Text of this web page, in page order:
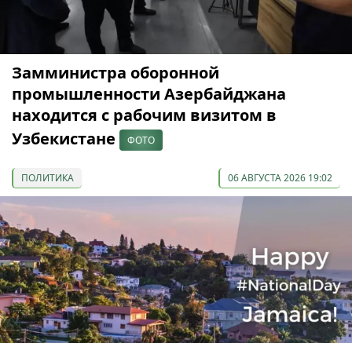
Замминистра оборонной
промышленности Азербайджана
находится с рабочим визитом в
Узбекистане
ФОТО
ПОЛИТИКА 06 АВГУСТА 2026 19:02